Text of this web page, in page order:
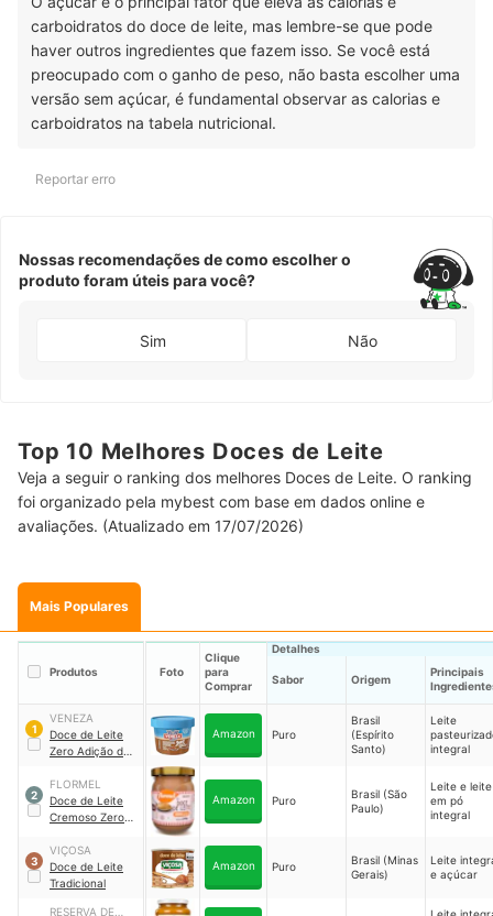
carboidratos do doce de leite, mas lembre-se que pode
haver outros ingredientes que fazem isso. Se você está
preocupado com o ganho de peso, não basta escolher uma
versão sem açúcar, é fundamental observar as calorias e
carboidratos na tabela nutricional.
Reportar erro
Nossas recomendações de como escolher o
produto foram úteis para você?
Sim Não
Top 10 Melhores Doces de Leite
Veja a seguir o ranking dos melhores Doces de Leite. O ranking
foi organizado pela mybest com base em dados online e
avaliações. (Atualizado em 17/07/2026)
Mais Populares
Produtos Foto
Clique
para
Comprar
Detalhes
Sabor Origem
Principais
1
VENEZA
Doce de Leite
Zero Adição de
Amazon Puro
Brasil
(Espírito
Santo)
Leite
integral
2
FLORMEL
Doce de Leite
Cremoso Zero
Amazon Puro
Brasil (São
Paulo)
Leite e leite
em pó
integral
3
VIÇOSA
Doce de Leite
Tradicional
Amazon Puro
Brasil (Minas
Gerais)
Leite
e açúcar
RESERVA DE